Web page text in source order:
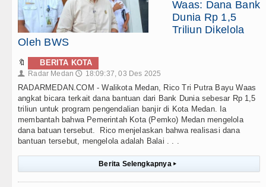
Waas: Dana Bank
Dunia Rp 1,5
Triliun Dikelola
Oleh BWS
🔖 BERITA KOTA
👤 Radar Medan 🕔 18:09:37, 03 Des 2025
RADARMEDAN.COM - Walikota Medan, Rico Tri Putra Bayu Waas
angkat bicara terkait dana bantuan dari Bank Dunia sebesar Rp 1,5
triliun untuk program pengendalian banjir di Kota Medan. Ia
membantah bahwa Pemerintah Kota (Pemko) Medan mengelola
dana batuan tersebut. Rico menjelaskan bahwa realisasi dana
bantuan tersebut, mengelola adalah Balai . . .
Berita Selengkapnya ▸